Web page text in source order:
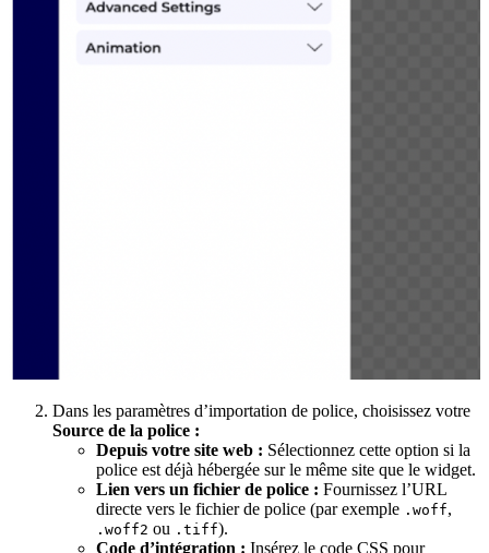
Dans les paramètres d’importation de police, choisissez votre
Source de la police :
Depuis votre site web : Sélectionnez cette option si la
police est déjà hébergée sur le même site que le widget.
Lien vers un fichier de police : Fournissez l’URL
directe vers le fichier de police (par exemple .woff,
.woff2 ou .tiff).
Code d’intégration : Insérez le code CSS pour